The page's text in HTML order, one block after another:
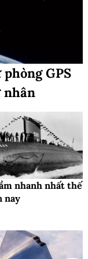
GPS
nhân
nhanh nhất thế
nay